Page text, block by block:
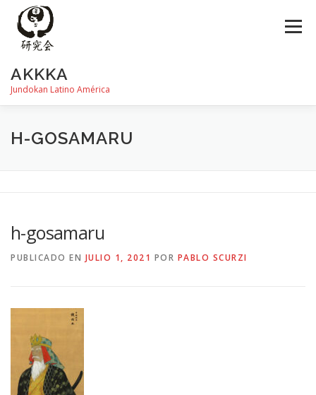
contenido
AKKKA
Jundokan Latino América
Menú
HISTORIA DOJOS
H-GOSAMARU
h-gosamaru
PUBLICADO EN JULIO 1, 2021 POR PABLO SCURZI